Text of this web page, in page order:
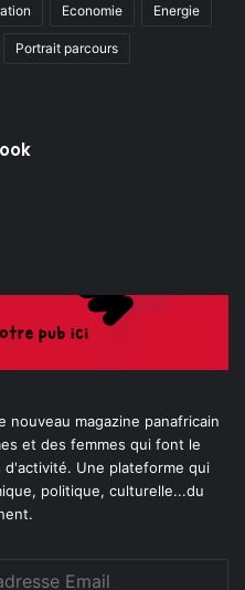
Economie Energie
Portrait parcours
nouveau magazine panafricain
et des femmes qui font le
Une plateforme qui
politique, culturelle...du